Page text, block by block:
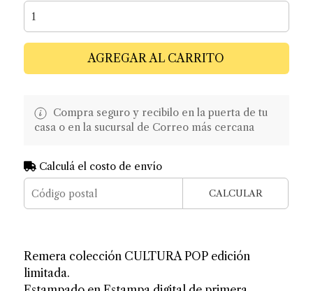
AGREGAR AL CARRITO
Compra seguro y recibilo en la puerta de tu
casa o en la sucursal de Correo más cercana
Calculá el costo de envío
CALCULAR
Remera colección CULTURA POP edición
limitada.